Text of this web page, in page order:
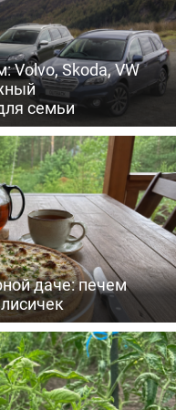
Volvo, Skoda, VW
семьи
даче: печем